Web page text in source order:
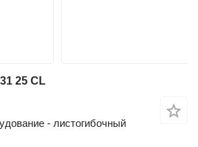
25 CL
- листогибочный